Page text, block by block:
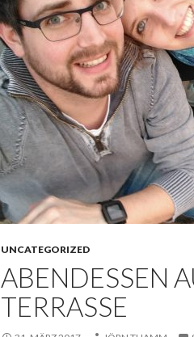
UNCATEGORIZED
ABENDESSEN
TERRASSE